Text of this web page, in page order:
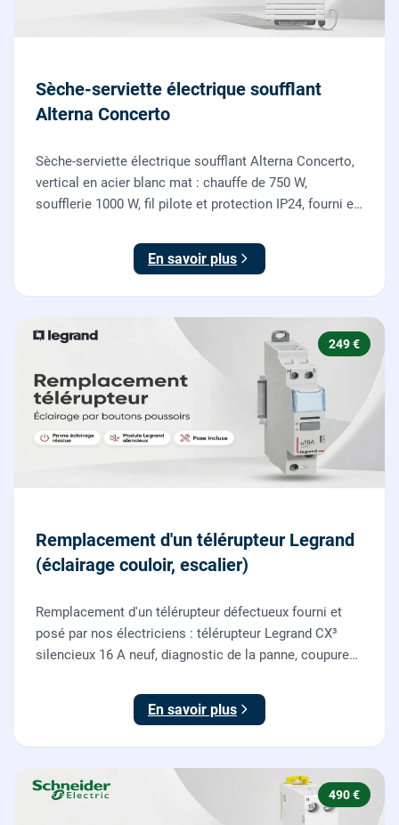
Sèche-serviette électrique soufflant
Alterna Concerto
Sèche-serviette électrique soufflant Alterna Concerto,
vertical en acier blanc mat : chauffe de 750 W,
soufflerie 1000 W, fil pilote et protection IP24, fourni et
En savoir plus
249 €
Remplacement d'un télérupteur Legrand
(éclairage couloir, escalier)
Remplacement d'un télérupteur défectueux fourni et
posé par nos électriciens : télérupteur Legrand CX³
silencieux 16 A neuf, diagnostic de la panne, coupure
boutons poussoirs.
En savoir plus
490 €